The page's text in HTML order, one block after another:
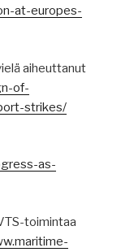
at-europes-
aiheuttanut
of-
strikes/
as-
toimintaa